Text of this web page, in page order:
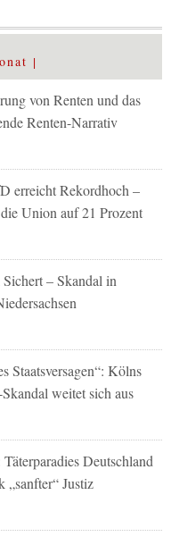
von Renten und das
Renten-Narrativ
erreicht Rekordhoch –
Union auf 21 Prozent
– Skandal in
Staatsversagen“: Kölns
weitet sich aus
Deutschland
„sanfter“ Justiz